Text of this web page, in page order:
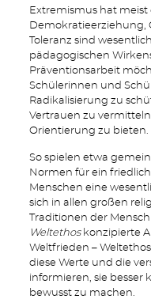
Extremismus hat meist
Demokratieerziehung,
Toleranz sind
pädagogischen
Präventionsarbeit
Schülerinnen und
Radikalisierung zu
Vertrauen zu
Orientierung zu bieten.
So spielen etwa
Normen für ein
Menschen eine
sich in allen großen
Traditionen der
Weltethoskonzipierte
Weltfrieden –
diese Werte und die
informieren, sie besser
bewusst zu machen.